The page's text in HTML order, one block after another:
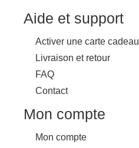
Aide et support
Activer une carte cadeau
Livraison et retour
FAQ
Contact
Mon compte
Mon compte